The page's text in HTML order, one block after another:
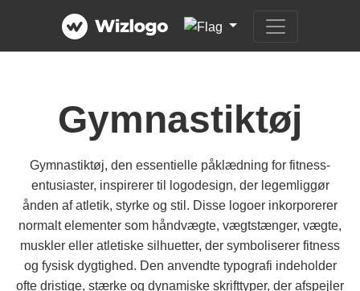
Gymnastiktøj
Gymnastiktøj, den essentielle påklædning for fitness-
entusiaster, inspirerer til logodesign, der legemliggør
ånden af atletik, styrke og stil. Disse logoer inkorporerer
normalt elementer som håndvægte, vægtstænger, vægte,
muskler eller atletiske silhuetter, der symboliserer fitness
og fysisk dygtighed. Den anvendte typografi indeholder
ofte dristige, stærke og dynamiske skrifttyper, der afspejler